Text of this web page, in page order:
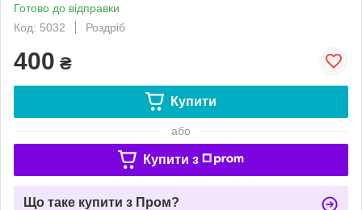
Готово до відправки
Код: 5032
Роздріб
400 ₴
Купити
або
Купити з
Що таке купити з Пром?